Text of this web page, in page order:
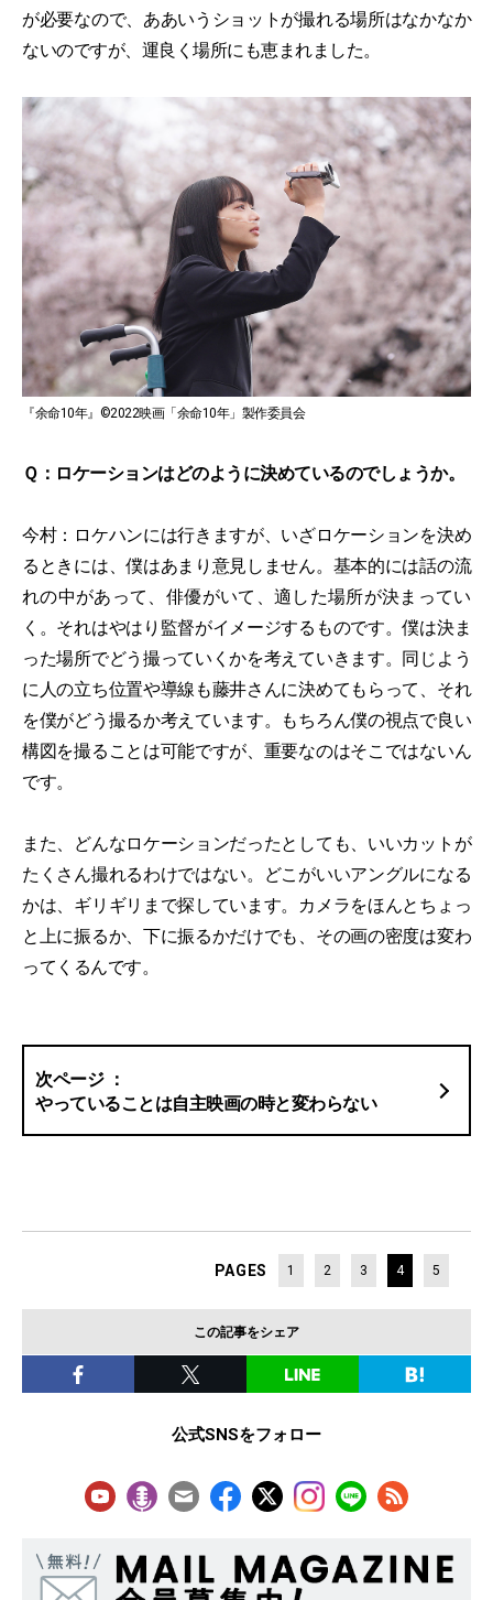
が必要なので、ああいうショットが撮れる場所はなかなか
ないのですが、運良く場所にも恵まれました。
『余命10年』©2022映画「余命10年」製作委員会
Ｑ：ロケーションはどのように決めているのでしょうか。
今村：ロケハンには行きますが、いざロケーションを決め
るときには、僕はあまり意見しません。基本的には話の流
れの中があって、俳優がいて、適した場所が決まってい
く。それはやはり監督がイメージするものです。僕は決ま
った場所でどう撮っていくかを考えていきます。同じよう
に人の立ち位置や導線も藤井さんに決めてもらって、それ
を僕がどう撮るか考えています。もちろん僕の視点で良い
構図を撮ることは可能ですが、重要なのはそこではないん
です。
また、どんなロケーションだったとしても、いいカットが
たくさん撮れるわけではない。どこがいいアングルになる
かは、ギリギリまで探しています。カメラをほんとちょっ
と上に振るか、下に振るかだけでも、その画の密度は変わ
ってくるんです。
やっていることは自主映画の時と変わらない
PAGES 1 2 3 4 5
この記事をシェア
公式SNSをフォロー